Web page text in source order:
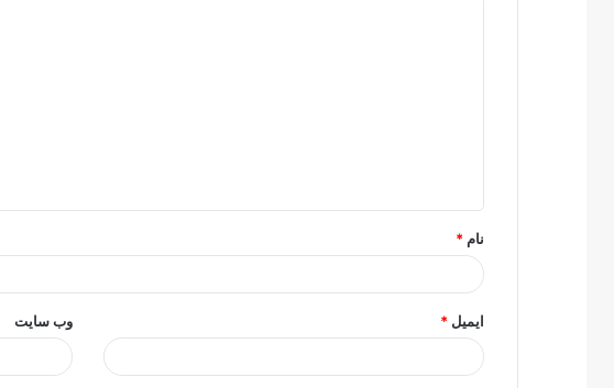
*
نام *
ایمیل * وب‌ سایت